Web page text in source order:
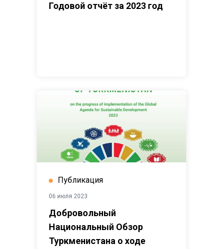
Годовой отчёт за 2023 год
Публикация
06 июля 2023
Добровольный
Национальный Обзор
Туркменистана о ходе